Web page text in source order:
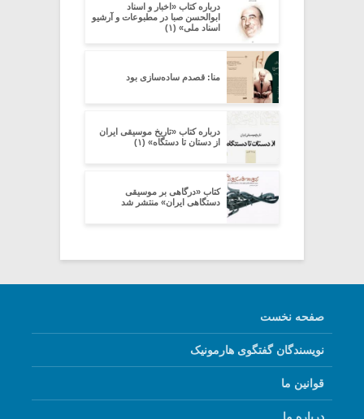
درباره کتاب «اخبار و اسناد
ابوالحسن صبا در مطبوعات و آرشیو
اسناد ملی» (۱)
منا: قصدم ساده‌سازی بود
درباره کتاب «تاریخ موسیقی ایران
از دستان تا دستگاه» (۱)
کتاب «درگاهی بر موسیقی
دستگاهی ایران» منتشر شد
صفحه نخست
نویسندگان گفتگوی هارمونیک
قوانین ما